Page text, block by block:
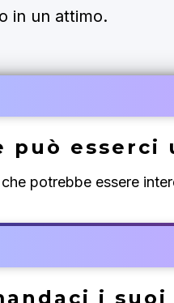
in un attimo.
può esserci
potrebbe essere
i suoi